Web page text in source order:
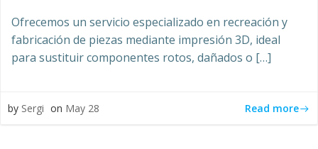
Ofrecemos un servicio especializado en recreación y
fabricación de piezas mediante impresión 3D, ideal
para sustituir componentes rotos, dañados o […]
by Sergi on May 28 Read more